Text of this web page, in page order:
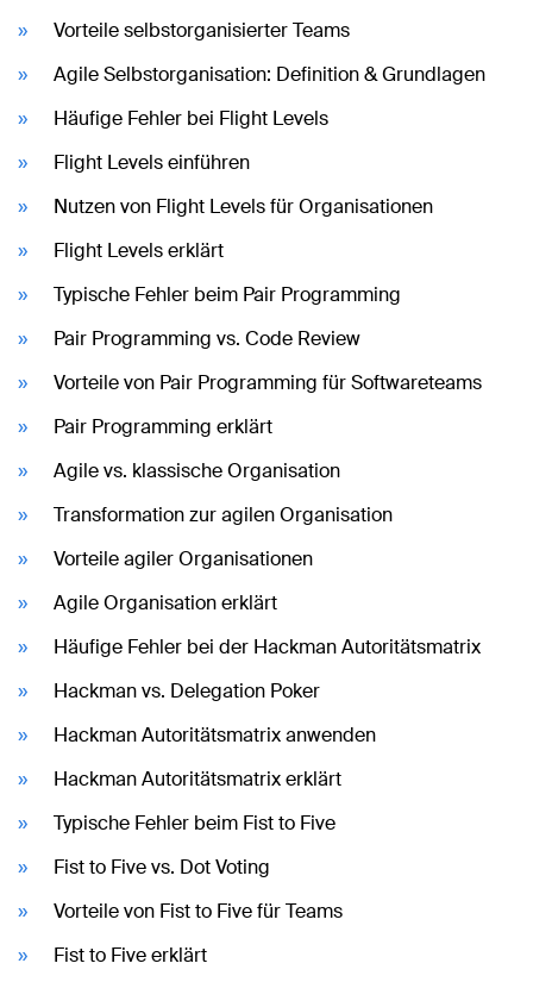
Vorteile selbstorganisierter Teams
Agile Selbstorganisation: Definition & Grundlagen
Häufige Fehler bei Flight Levels
Flight Levels einführen
Nutzen von Flight Levels für Organisationen
Flight Levels erklärt
Typische Fehler beim Pair Programming
Pair Programming vs. Code Review
Vorteile von Pair Programming für Softwareteams
Pair Programming erklärt
Agile vs. klassische Organisation
Transformation zur agilen Organisation
Vorteile agiler Organisationen
Agile Organisation erklärt
Häufige Fehler bei der Hackman Autoritätsmatrix
Hackman vs. Delegation Poker
Hackman Autoritätsmatrix anwenden
Hackman Autoritätsmatrix erklärt
Typische Fehler beim Fist to Five
Fist to Five vs. Dot Voting
Vorteile von Fist to Five für Teams
Fist to Five erklärt